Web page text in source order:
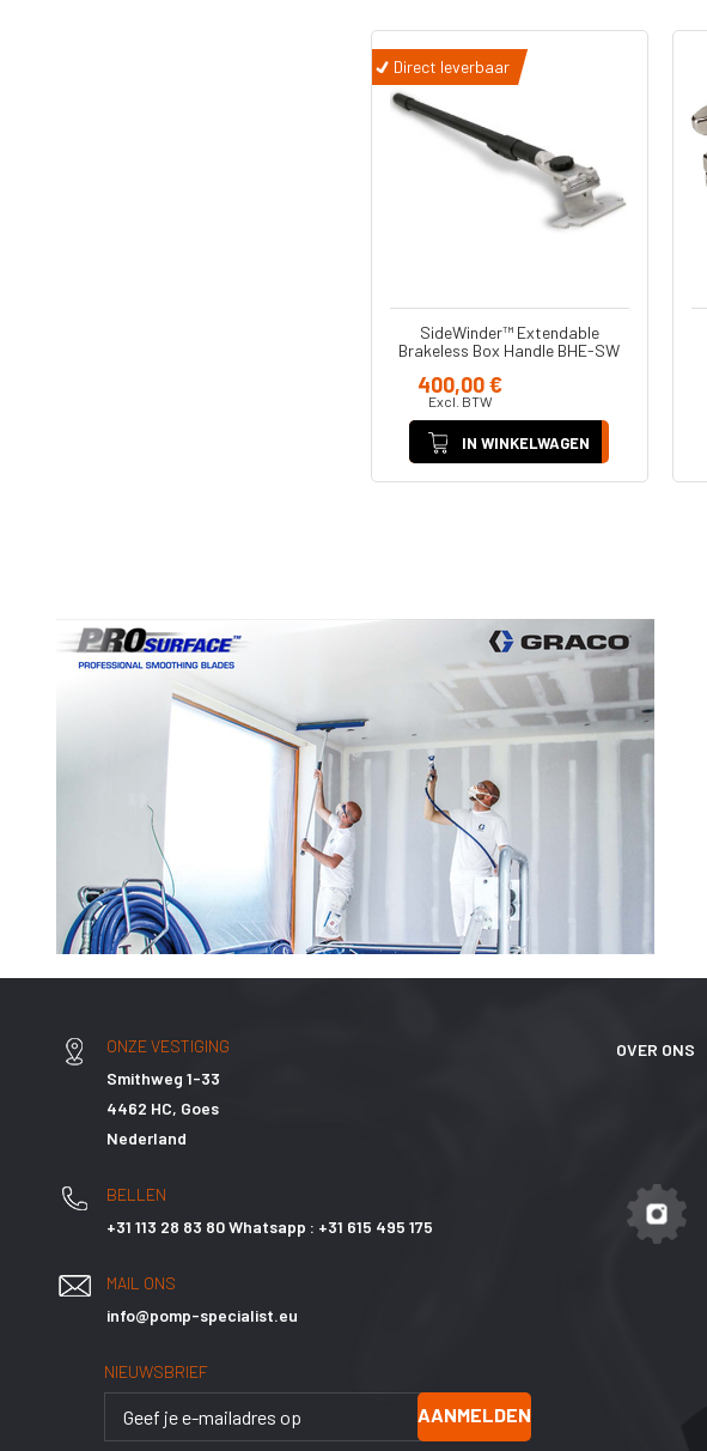
Direct leverbaar
SideWinder™ Extendable
Brakeless Box Handle BHE-SW
400,00 €
Excl. BTW
IN WINKELWAGEN
ONZE VESTIGING
Smithweg 1-33
4462 HC, Goes
Nederland
BELLEN
+31 113 28 83 80 Whatsapp : +31 615 495 175
MAIL ONS
info@pomp-specialist.eu
NIEUWSBRIEF
AANMELDEN
OVER ONS